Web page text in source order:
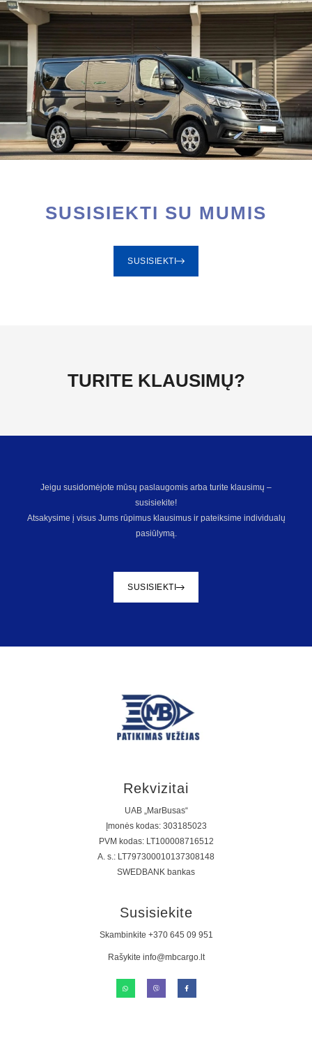
SUSISIEKTI SU MUMIS
SUSISIEKTI
TURITE KLAUSIMŲ?
Jeigu susidomėjote mūsų paslaugomis arba turite klausimų –
susisiekite!
Atsakysime į visus Jums rūpimus klausimus ir pateiksime individualų
pasiūlymą.
SUSISIEKTI
Rekvizitai
UAB „MarBusas“
Įmonės kodas: 303185023
PVM kodas: LT100008716512
A. s.: LT797300010137308148
SWEDBANK bankas
Susisiekite
Skambinkite +370 645 09 951
Rašykite info@mbcargo.lt